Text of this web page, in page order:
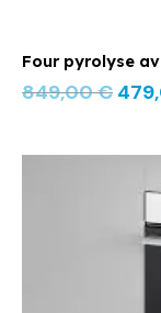
Four pyrolyse
849,00€
prix